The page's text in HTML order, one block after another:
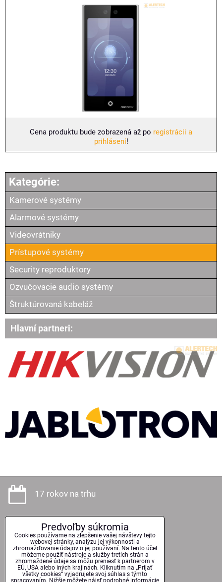
Cena produktu bude zobrazená až po registrácii a
prihlásení!
Kamerové systémy
Alarmové systémy
Videovrátniky
Prístupové systémy
Security reproduktory
Ozvučovacie audio systémy
Štruktúrovaná kabeláž
Hlavní partneri:
17 rokov na trhu
Odborné poradenstvo
Kvalitné technológie
Predvoľby súkromia
Cookies používame na zlepšenie vašej návštevy tejto
webovej stránky, analýzu jej výkonnosti a
zhromažďovanie údajov o jej používaní. Na tento účel
môžeme použiť nástroje a služby tretích strán a
zhromaždené údaje sa môžu preniesť k partnerom v
EÚ, USA alebo iných krajinách. Kliknutím na „Prijať
všetky cookies“ vyjadrujete svoj súhlas s týmto
spracovaním. Nižšie môžete nájsť podrobné informácie